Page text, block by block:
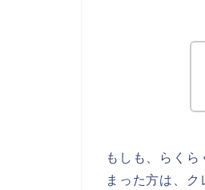
もしも、らく
まった方は、